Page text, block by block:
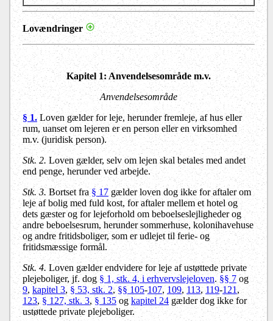
Lovændringer
Kapitel 1: Anvendelsesområde m.v.
Anvendelsesområde
§ 1.Loven gælder for leje, herunder fremleje, af hus eller
rum, uanset om lejeren er en person eller en virksomhed
m.v. (juridisk person).
Stk. 2. Loven gælder, selv om lejen skal betales med andet
end penge, herunder ved arbejde.
Stk. 3.Bortset fra§ 17gælder loven dog ikke for aftaler om
leje af bolig med fuld kost, for aftaler mellem et hotel og
dets gæster og for lejeforhold om beboelseslejligheder og
andre beboelsesrum, herunder sommerhuse, kolonihavehuse
og andre fritidsboliger, som er udlejet til ferie- og
fritidsmæssige formål.
Stk. 4. Loven gælder endvidere for leje af ustøttede private
plejeboliger, jf. dog§ 1, stk. 4, i erhvervslejeloven. §§ 7 og
9, kapitel 3, § 53, stk. 2,§§ 105-107,109, 113, 119-121,
123, § 127, stk. 3,§ 135ogkapitel 24gælder dog ikke for
ustøttede private plejeboliger.